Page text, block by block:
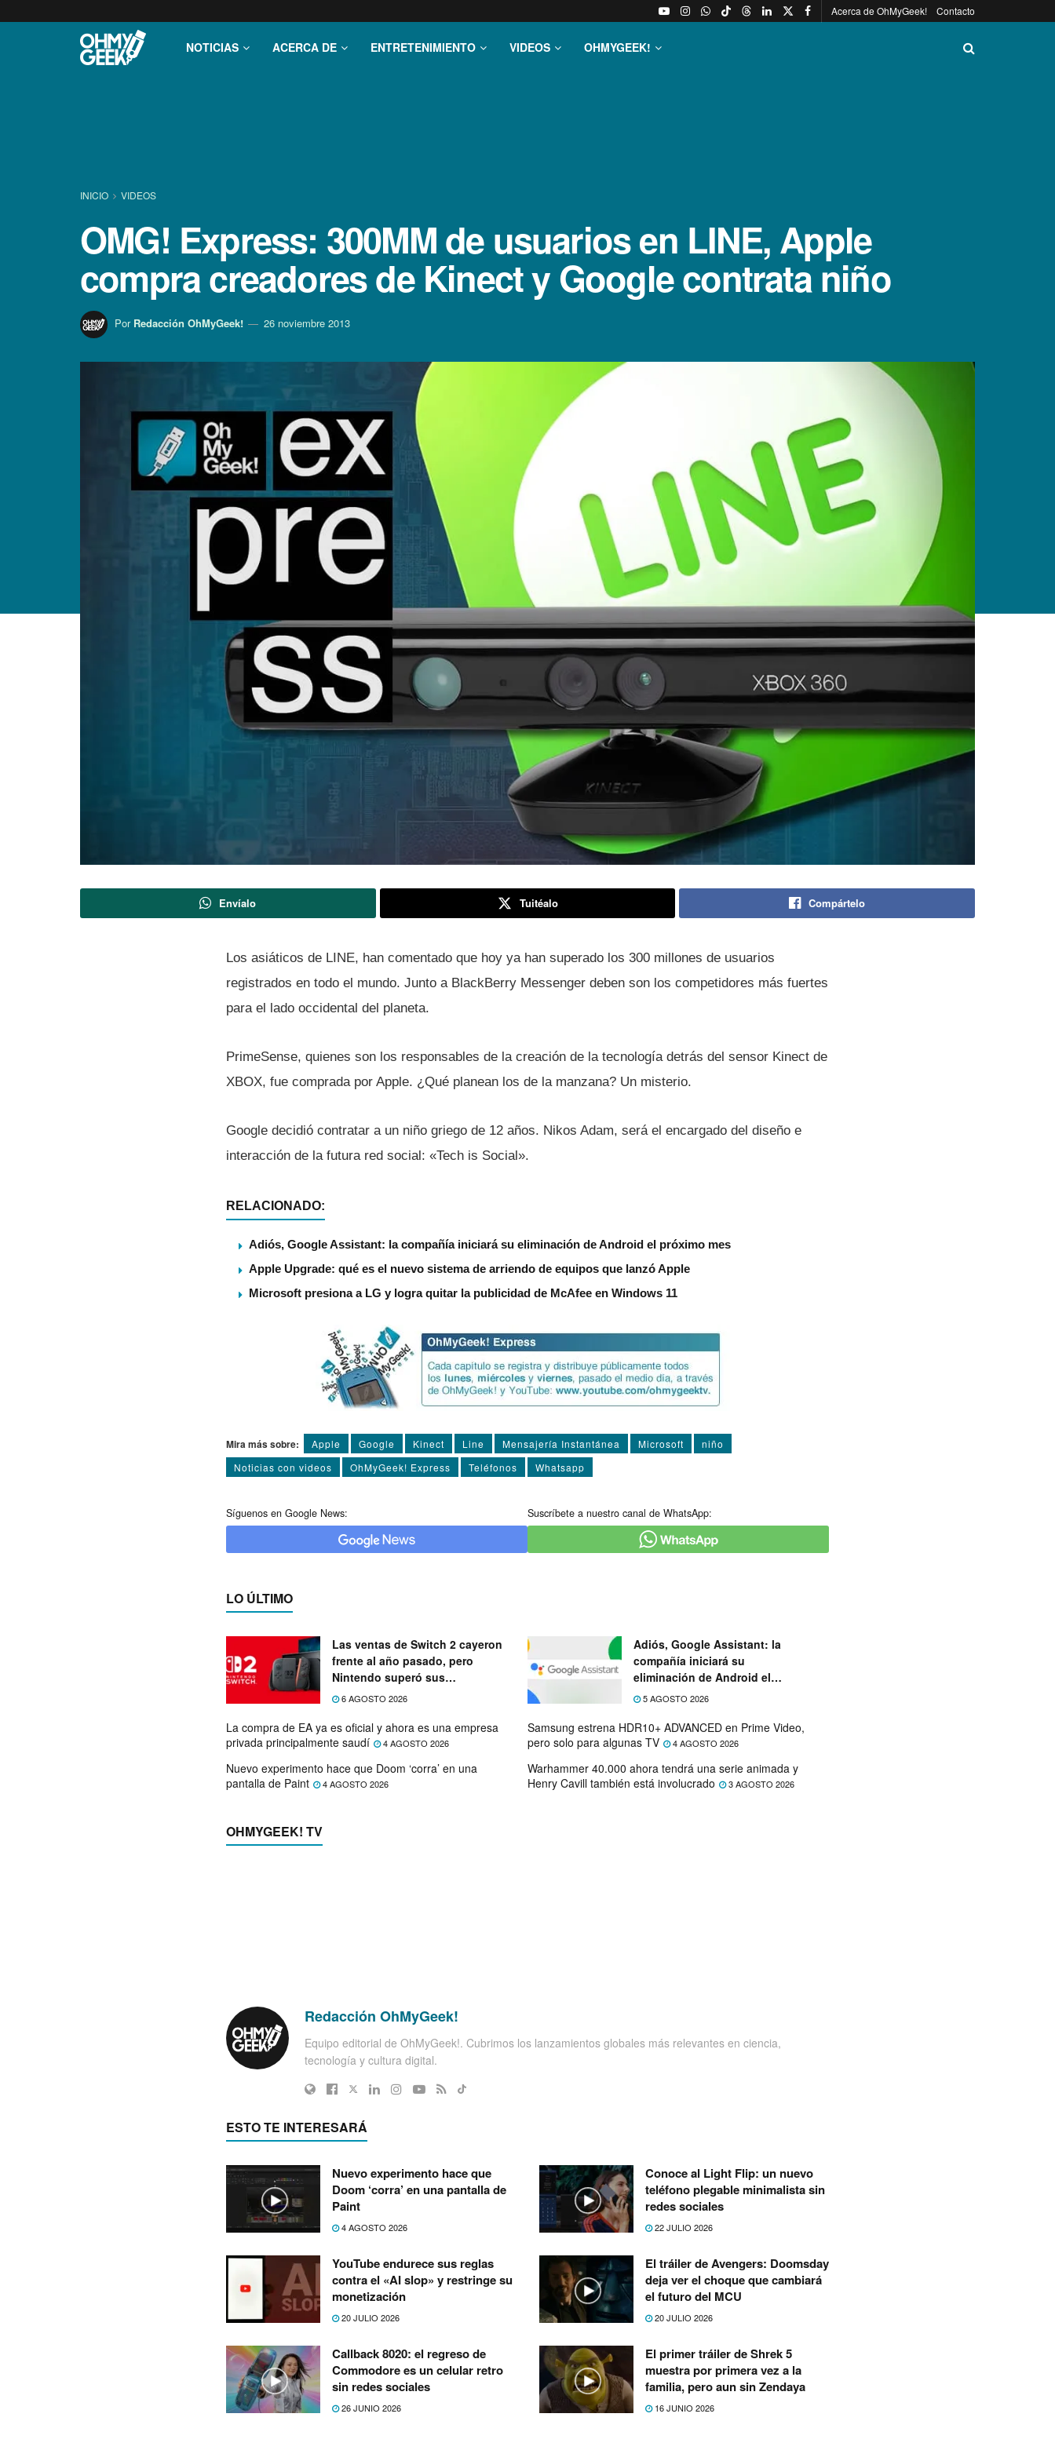
Acerca de OhMyGeek! Contacto
NOTICIAS ACERCA DE ENTRETENIMIENTO VIDEOS OHMYGEEK!
INICIO VIDEOS
OMG! Express: 300MM de usuarios en LINE, Apple
compra creadores de Kinect y Google contrata niño
Por Redacción OhMyGeek! 26 noviembre 2013
Envíalo Tuitéalo Compártelo
Los asiáticos de LINE, han comentado que hoy ya han superado los 300 millones de usuarios
registrados en todo el mundo. Junto a BlackBerry Messenger deben son los competidores más fuertes
para el lado occidental del planeta.
PrimeSense, quienes son los responsables de la creación de la tecnologí­a detrás del sensor Kinect de
XBOX, fue comprada por Apple. ¿Qué planean los de la manzana? Un misterio.
Google decidió contratar a un niño griego de 12 años. Nikos Adam, será el encargado del diseño e
interacción de la futura red social: «Tech is Social».
RELACIONADO:
Adiós, Google Assistant: la compañía iniciará su eliminación de Android el próximo mes
Apple Upgrade: qué es el nuevo sistema de arriendo de equipos que lanzó Apple
Microsoft presiona a LG y logra quitar la publicidad de McAfee en Windows 11
Mira más sobre: Apple Google Kinect Line Mensajería Instantánea Microsoft
niño
Noticias con videos
OhMyGeek! Express Teléfonos Whatsapp
Síguenos en Google News: Suscríbete a nuestro canal de WhatsApp:
LO ÚLTIMO
Las ventas de Switch 2 cayeron
frente al año pasado, pero
Nintendo superó sus
expectativas
6 AGOSTO 2026
Adiós, Google Assistant: la
compañía iniciará su
eliminación de Android el
próximo mes
5 AGOSTO 2026
La compra de EA ya es oficial y ahora es una empresa
privada principalmente saudí
4 AGOSTO 2026
Samsung estrena HDR10+ ADVANCED en Prime Video,
pero solo para algunas TV
4 AGOSTO 2026
Nuevo experimento hace que Doom ‘corra’ en una
pantalla de Paint
4 AGOSTO 2026
Warhammer 40.000 ahora tendrá una serie animada y
Henry Cavill también está involucrado
3 AGOSTO 2026
OHMYGEEK! TV
Redacción OhMyGeek!
Equipo editorial de OhMyGeek!. Cubrimos los lanzamientos globales más relevantes en ciencia,
tecnología y cultura digital.
ESTO TE INTERESARÁ
Nuevo experimento hace que
Doom ‘corra’ en una pantalla de
Paint
4 AGOSTO 2026
Conoce al Light Flip: un nuevo
teléfono plegable minimalista sin
redes sociales
22 JULIO 2026
YouTube endurece sus reglas
contra el «AI slop» y restringe su
monetización
20 JULIO 2026
El tráiler de Avengers: Doomsday
deja ver el choque que cambiará
el futuro del MCU
20 JULIO 2026
Callback 8020: el regreso de
Commodore es un celular retro
sin redes sociales
26 JUNIO 2026
El primer tráiler de Shrek 5
muestra por primera vez a la
familia, pero aun sin Zendaya
16 JUNIO 2026